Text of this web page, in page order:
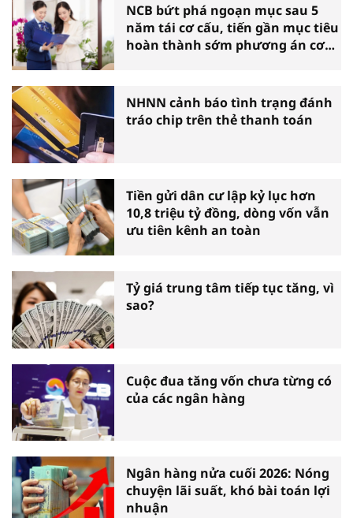
NCB bứt phá ngoạn mục sau 5
năm tái cơ cấu, tiến gần mục tiêu
hoàn thành sớm phương án cơ
NHNN cảnh báo tình trạng đánh
tráo chip trên thẻ thanh toán
Tiền gửi dân cư lập kỷ lục hơn
10,8 triệu tỷ đồng, dòng vốn vẫn
ưu tiên kênh an toàn
Tỷ giá trung tâm tiếp tục tăng, vì
sao?
Cuộc đua tăng vốn chưa từng có
của các ngân hàng
Ngân hàng nửa cuối 2026: Nóng
chuyện lãi suất, khó bài toán lợi
nhuận